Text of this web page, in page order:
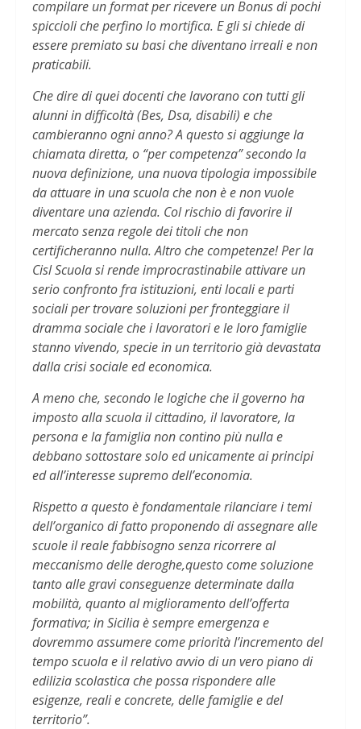
compilare un format per ricevere un Bonus di pochi
spiccioli che perfino lo mortifica. E gli si chiede di
essere premiato su basi che diventano irreali e non
praticabili.
Che dire di quei docenti che lavorano con tutti gli
alunni in difficoltà (Bes, Dsa, disabili) e che
cambieranno ogni anno? A questo si aggiunge la
chiamata diretta, o “per competenza” secondo la
nuova definizione, una nuova tipologia impossibile
da attuare in una scuola che non è e non vuole
diventare una azienda. Col rischio di favorire il
mercato senza regole dei titoli che non
certificheranno nulla. Altro che competenze! Per la
Cisl Scuola si rende improcrastinabile attivare un
serio confronto fra istituzioni, enti locali e parti
sociali per trovare soluzioni per fronteggiare il
dramma sociale che i lavoratori e le loro famiglie
stanno vivendo, specie in un territorio già devastata
dalla crisi sociale ed economica.
A meno che, secondo le logiche che il governo ha
imposto alla scuola il cittadino, il lavoratore, la
persona e la famiglia non contino più nulla e
debbano sottostare solo ed unicamente ai principi
ed all’interesse supremo dell’economia.
Rispetto a questo è fondamentale rilanciare i temi
dell’organico di fatto proponendo di assegnare alle
scuole il reale fabbisogno senza ricorrere al
meccanismo delle deroghe,questo come soluzione
tanto alle gravi conseguenze determinate dalla
mobilità, quanto al miglioramento dell’offerta
formativa; in Sicilia è sempre emergenza e
dovremmo assumere come priorità l’incremento del
tempo scuola e il relativo avvio di un vero piano di
edilizia scolastica che possa rispondere alle
esigenze, reali e concrete, delle famiglie e del
territorio”.